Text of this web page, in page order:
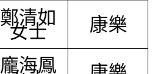
鄭清如
女士 康樂
龐海鳳